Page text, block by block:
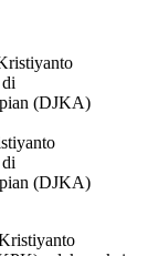
di
(DJKA)